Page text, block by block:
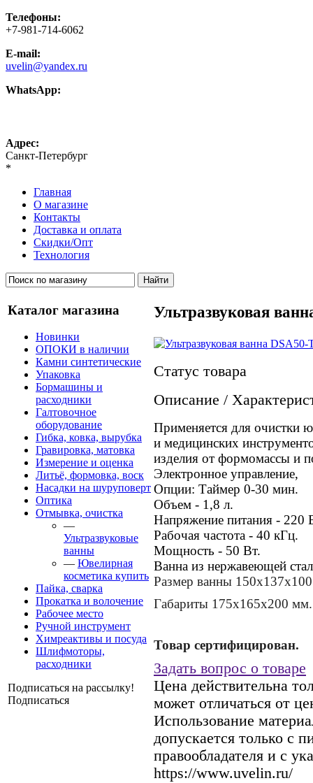
Телефоны:
+7-981-714-6062
E-mail:
uvelin@yandex.ru
WhatsApp:
Адрес:
Санкт-Петербург
*
Главная
О магазине
Контакты
Доставка и оплата
Скидки/Опт
Технология
Каталог магазина
Новинки
ОПОКИ в наличии
Камни синтетические
Упаковка
Бормашины и
расходники
Галтовочное
оборудование
Гибка, ковка, вырубка
Гравировка, матовка
Измерение и оценка
Литьё, формовка, воск
Насадки на шуруповерт
Оптика
Отмывка, очистка
—
Ультразвуковые
ванны
— Ювелирная
косметика купить
Пайка, сварка
Прокатка и волочение
Рабочее место
Ручной инструмент
Химреактивы и посуда
Шлифмоторы,
расходники
Подписаться на рассылку!
Подписаться
Ультразвуковая
Статус товара
Описание /
Применяется для очистки
и медицинских
изделия от формомассы и
Электронное управление,
Опции: Таймер 0-30 мин.
Объем - 1,8 л.
Напряжение питания - 220
Рабочая частота - 40 кГц.
Мощность - 50 Вт.
Ванна из нержавеющей
Размер ванны
Габариты 175х165х200 мм.
Товар сертифицирован.
Задать вопрос о товаре
Цена действительна
может отличаться от
Использование
допускается только с
правообладателя и с
https://www.uvelin.ru/